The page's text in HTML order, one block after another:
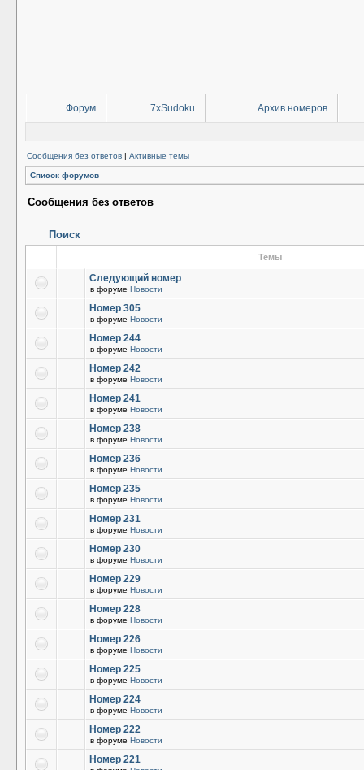
Форум 7xSudoku Архив номеров
Сообщения без ответов | Активные темы
Список форумов
Сообщения без ответов
Поиск
Темы
Следующий номер
в форуме Новости
Номер 305
в форуме Новости
Номер 244
в форуме Новости
Номер 242
в форуме Новости
Номер 241
в форуме Новости
Номер 238
в форуме Новости
Номер 236
в форуме Новости
Номер 235
в форуме Новости
Номер 231
в форуме Новости
Номер 230
в форуме Новости
Номер 229
в форуме Новости
Номер 228
в форуме Новости
Номер 226
в форуме Новости
Номер 225
в форуме Новости
Номер 224
в форуме Новости
Номер 222
в форуме Новости
Номер 221